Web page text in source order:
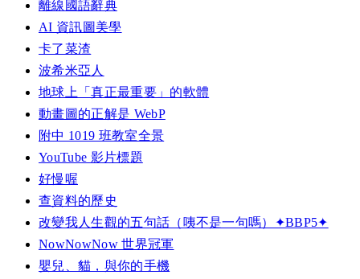
離線國語辭典
AI 資訊圖美學
卡了菜渣
波希米亞人
地球上「真正最重要」的軟體
動畫圖的正解是 WebP
附中 1019 班教室全景
YouTube 影片標題
好慢喔
查資料的歷史
改變我人生觀的五句話（咦不是一句嗎）✦BBP5✦
NowNowNow 世界冠軍
嬰兒、貓，與你的手機